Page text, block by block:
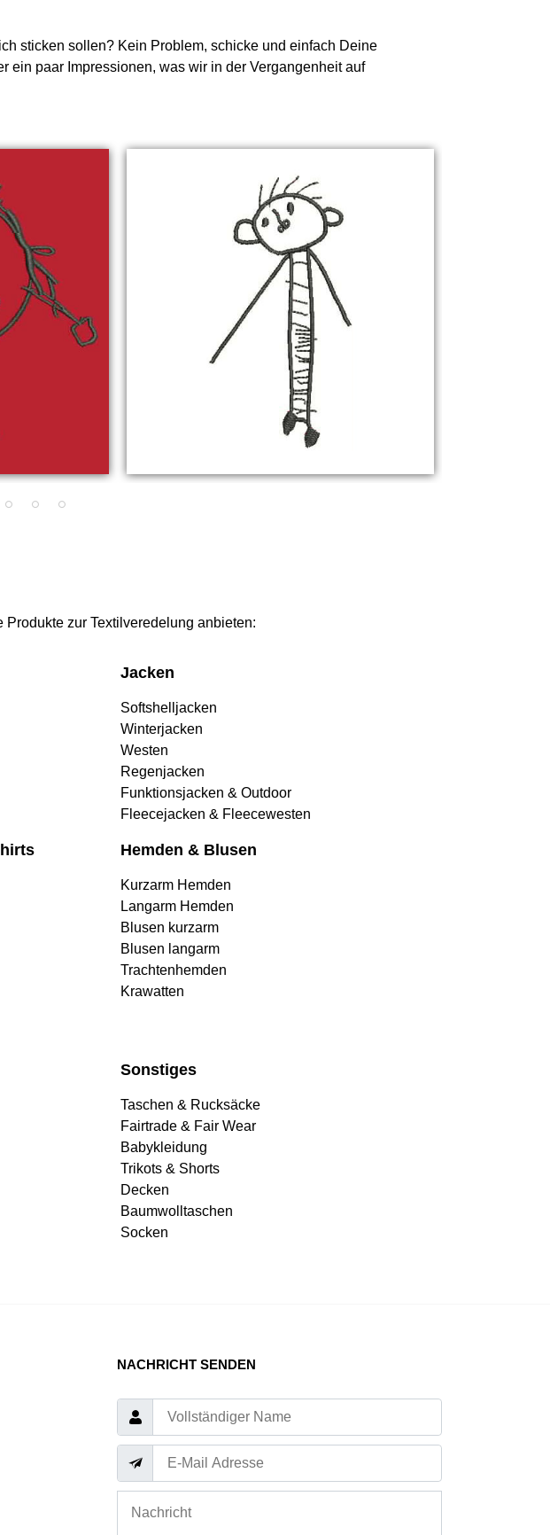
sticken sollen? Kein Problem, schicke und einfach Deine
paar Impressionen, was wir in der Vergangenheit auf
zur Textilveredelung anbieten:
Jacken
Softshelljacken
Winterjacken
Westen
Regenjacken
Funktionsjacken & Outdoor
Fleecejacken & Fleecewesten
Hemden & Blusen
Kurzarm Hemden
Langarm Hemden
Blusen kurzarm
Blusen langarm
Trachtenhemden
Krawatten
Sonstiges
Taschen & Rucksäcke
Fairtrade & Fair Wear
Babykleidung
Trikots & Shorts
Decken
Baumwolltaschen
Socken
NACHRICHT SENDEN